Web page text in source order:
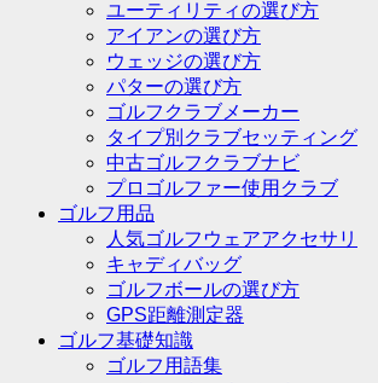
ユーティリティの選び方
アイアンの選び方
ウェッジの選び方
パターの選び方
ゴルフクラブメーカー
タイプ別クラブセッティング
中古ゴルフクラブナビ
プロゴルファー使用クラブ
ゴルフ用品
人気ゴルフウェアアクセサリ
キャディバッグ
ゴルフボールの選び方
GPS距離測定器
ゴルフ基礎知識
ゴルフ用語集